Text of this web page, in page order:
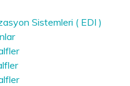
Sistemleri ( EDI )